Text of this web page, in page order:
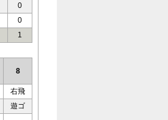
0
0
1
8
右飛
遊ゴ